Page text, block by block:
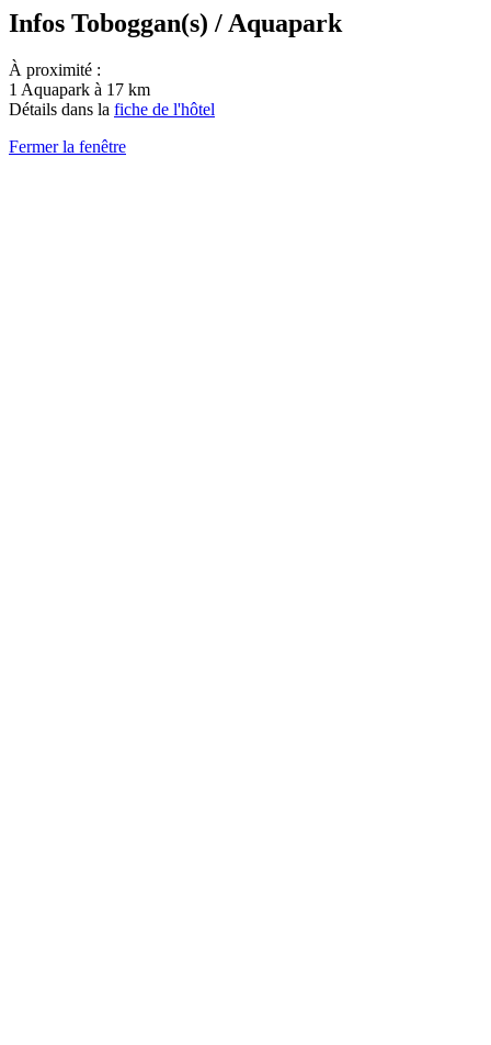
Infos Toboggan(s) / Aquapark
À proximité :
1 Aquapark à 17 km
Détails dans la fiche de l'hôtel
Fermer la fenêtre